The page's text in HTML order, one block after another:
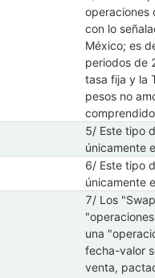
operaciones
con lo
México; es
periodos de
tasa fija y la
pesos no
5/ Este tipo
únicamente
6/ Este tipo
únicamente
7/ Los
una
fecha-valor
venta,